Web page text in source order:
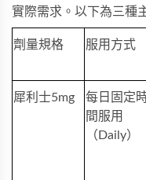
實際需求。以下為三種
劑量規格 服用方式
犀利士5mg
每日固定
間服用
（Daily）